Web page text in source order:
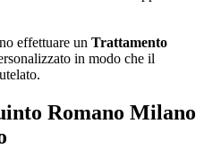
effettuare un Trattamento
in modo che il
Romano Milano